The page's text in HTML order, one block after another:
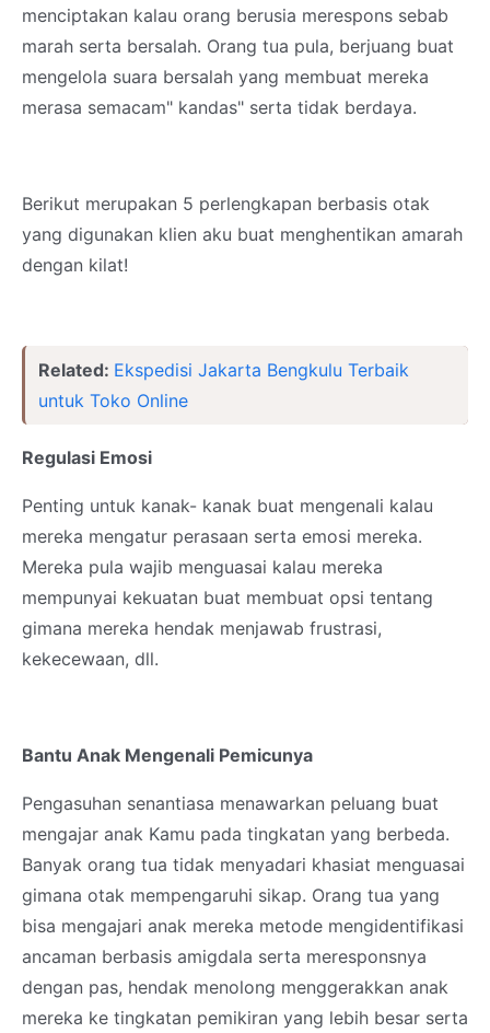
menciptakan kalau orang berusia merespons sebab
marah serta bersalah. Orang tua pula, berjuang buat
mengelola suara bersalah yang membuat mereka
merasa semacam" kandas" serta tidak berdaya.
Berikut merupakan 5 perlengkapan berbasis otak
yang digunakan klien aku buat menghentikan amarah
dengan kilat!
Related: Ekspedisi Jakarta Bengkulu Terbaik
untuk Toko Online
Regulasi Emosi
Penting untuk kanak- kanak buat mengenali kalau
mereka mengatur perasaan serta emosi mereka.
Mereka pula wajib menguasai kalau mereka
mempunyai kekuatan buat membuat opsi tentang
gimana mereka hendak menjawab frustrasi,
kekecewaan, dll.
Bantu Anak Mengenali Pemicunya
Pengasuhan senantiasa menawarkan peluang buat
mengajar anak Kamu pada tingkatan yang berbeda.
Banyak orang tua tidak menyadari khasiat menguasai
gimana otak mempengaruhi sikap. Orang tua yang
bisa mengajari anak mereka metode mengidentifikasi
ancaman berbasis amigdala serta meresponsnya
dengan pas, hendak menolong menggerakkan anak
mereka ke tingkatan pemikiran yang lebih besar serta